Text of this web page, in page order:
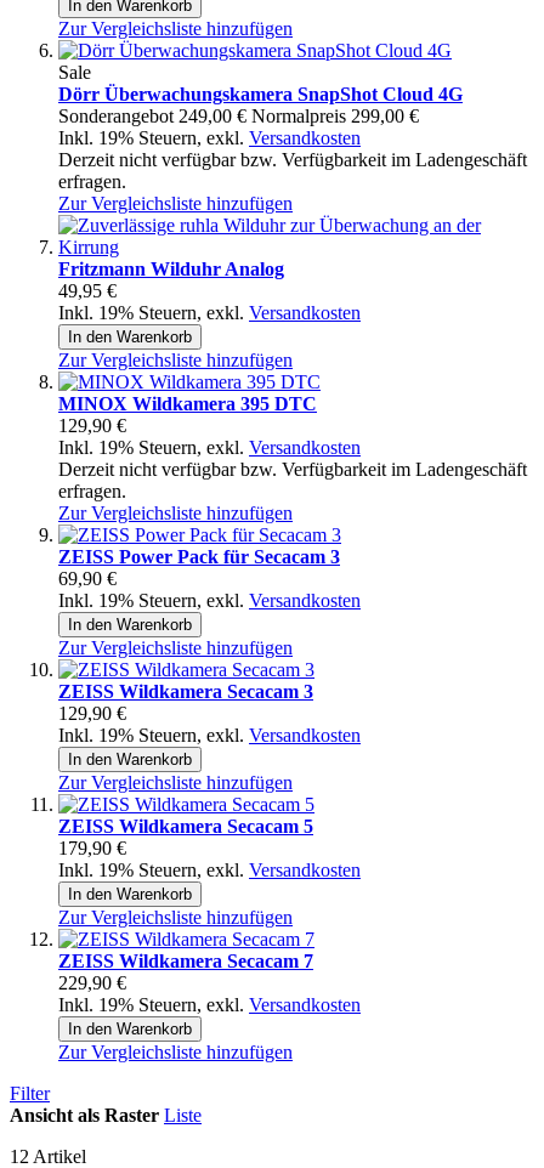
In den Warenkorb
Zur Vergleichsliste hinzufügen
Sale
Dörr Überwachungskamera SnapShot Cloud 4G
Sonderangebot 249,00 € Normalpreis 299,00 €
Inkl. 19% Steuern, exkl. Versandkosten
Derzeit nicht verfügbar bzw. Verfügbarkeit im Ladengeschäft
erfragen.
Zur Vergleichsliste hinzufügen
Fritzmann Wilduhr Analog
49,95 €
Inkl. 19% Steuern, exkl. Versandkosten
In den Warenkorb
Zur Vergleichsliste hinzufügen
MINOX Wildkamera 395 DTC
129,90 €
Inkl. 19% Steuern, exkl. Versandkosten
Derzeit nicht verfügbar bzw. Verfügbarkeit im Ladengeschäft
erfragen.
Zur Vergleichsliste hinzufügen
ZEISS Power Pack für Secacam 3
69,90 €
Inkl. 19% Steuern, exkl. Versandkosten
In den Warenkorb
Zur Vergleichsliste hinzufügen
ZEISS Wildkamera Secacam 3
129,90 €
Inkl. 19% Steuern, exkl. Versandkosten
In den Warenkorb
Zur Vergleichsliste hinzufügen
ZEISS Wildkamera Secacam 5
179,90 €
Inkl. 19% Steuern, exkl. Versandkosten
In den Warenkorb
Zur Vergleichsliste hinzufügen
ZEISS Wildkamera Secacam 7
229,90 €
Inkl. 19% Steuern, exkl. Versandkosten
In den Warenkorb
Zur Vergleichsliste hinzufügen
Filter
Ansicht als Raster Liste
12 Artikel